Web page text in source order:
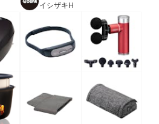
ガジン
イシザキH